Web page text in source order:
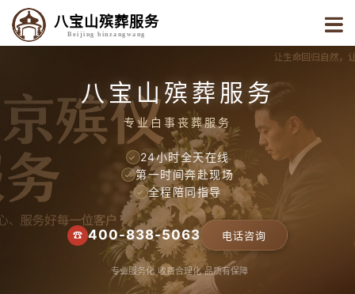
八宝山殡葬服务
Beijing binzangwang
八宝山殡葬服务
专业白事丧葬服务
✓ 24小时全天在线
✓ 第一时间奔赴现场
✓ 全程陪同指导
☎ 400-838-5063 电话咨询
专业服务化 收费合理化 品质有保障